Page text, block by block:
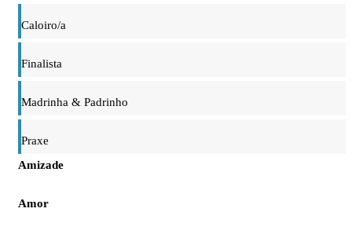
Caloiro/a
Finalista
Madrinha & Padrinho
Praxe
Amizade
Amor